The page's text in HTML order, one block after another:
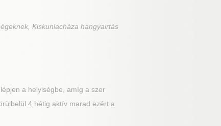
Kiskunlacháza hangyairtás
a helyiségbe, amíg a szer
4 hétig aktív marad ezért a